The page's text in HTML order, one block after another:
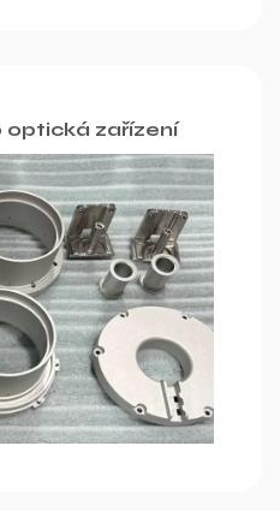
optická zařízení